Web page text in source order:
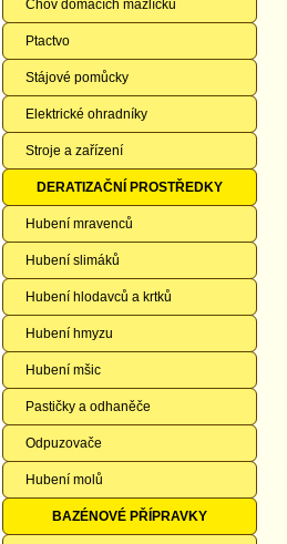
Chov domácích mazlíčků
Ptactvo
Stájové pomůcky
Elektrické ohradníky
Stroje a zařízení
DERATIZAČNÍ PROSTŘEDKY
Hubení mravenců
Hubení slimáků
Hubení hlodavců a krtků
Hubení hmyzu
Hubení mšic
Pastičky a odhaněče
Odpuzovače
Hubení molů
BAZÉNOVÉ PŘÍPRAVKY